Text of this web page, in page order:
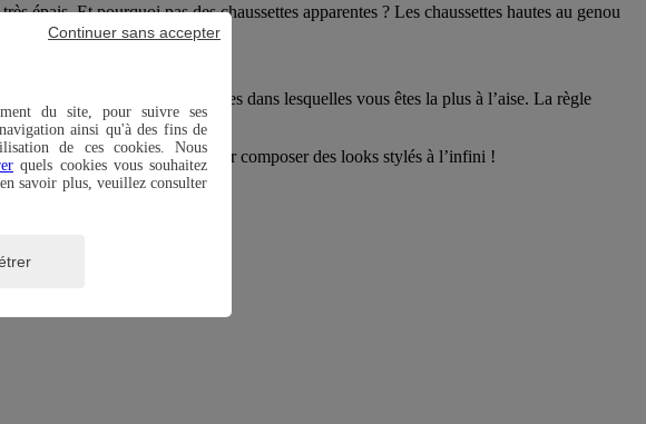
épais. Et pourquoi pas des chaussettes apparentes ? Les chaussettes hautes au genou
une noteoutdoor.
associations pour trouver celles dans lesquelles vous êtes la plus à l’aise. La règle
dans nos magasins Gémo pour composer des looks stylés à l’infini !
du site, pour suivre ses
ainsi qu'à des fins de
de ces cookies. Nous
quels cookies vous souhaitez
savoir plus, veuillez consulter
Continuer sans accepter